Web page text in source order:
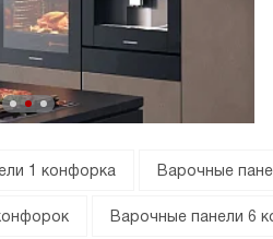
1 конфорка Варочные
Варочные панели 6